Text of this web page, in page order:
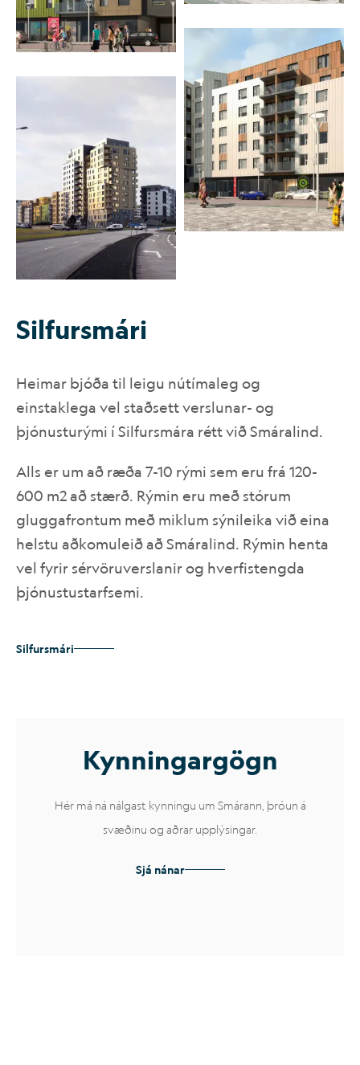
Silf­ursmári
Heimar bjóða til leigu nútímaleg og
einstaklega vel staðsett verslunar- og
þjónusturými í Silfursmára rétt við Smáralind.
Alls er um að ræða 7-10 rými sem eru frá 120-
600 m2að stærð. Rýmin eru með stórum
gluggafrontum með miklum sýnileika við eina
helstu aðkomuleið að Smáralind. Rýmin henta
vel fyrir sérvöruverslanir og hverfistengda
þjónustustarfsemi.
Silfursmári
Kynn­ing­ar­gögn
Hér má ná nálgast kynningu um Smárann, þróun á
svæðinu og aðrar upplýsingar.
Sjá nánar